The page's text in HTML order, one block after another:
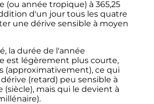
(ou année tropique) à 365,25
d'un jour tous les quatre
une dérive sensible à moyen
la durée de l'année
est légèrement plus courte,
(approximativement), ce qui
(retard) peu sensible à
mais qui le devient à